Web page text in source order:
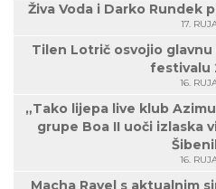
Živa Voda i Darko Rundek
17.
Tilen Lotrič osvojio
festivalu
16.
„Tako lijepa live klub
grupe Boa II uoči izlaska
16.
Macha Ravel s aktualnim